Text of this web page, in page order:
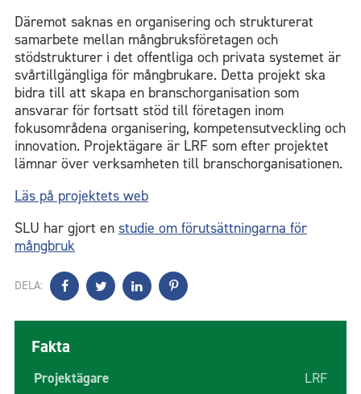
Däremot saknas en organisering och strukturerat
samarbete mellan mångbruksföretagen och
stödstrukturer i det offentliga och privata systemet är
svårtillgängliga för mångbrukare. Detta projekt ska
bidra till att skapa en branschorganisation som
ansvarar för fortsatt stöd till företagen inom
fokusområdena organisering, kompetensutveckling och
innovation. Projektägare är LRF som efter projektet
lämnar över verksamheten till branschorganisationen.
Läs på projektets web
SLU har gjort en studie om förutsättningarna för
mångbruk
DELA:
Fakta
Projektägare
LRF